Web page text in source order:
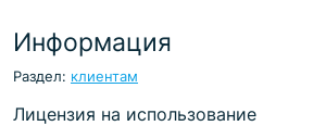
Информация
Раздел: клиентам
Лицензия на использование